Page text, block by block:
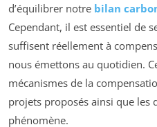
d’équilibrer notre bilan
Cependant, il est essentiel de
suffisent réellement à
nous émettons au quotidien.
mécanismes de la
projets proposés ainsi que les
phénomène.